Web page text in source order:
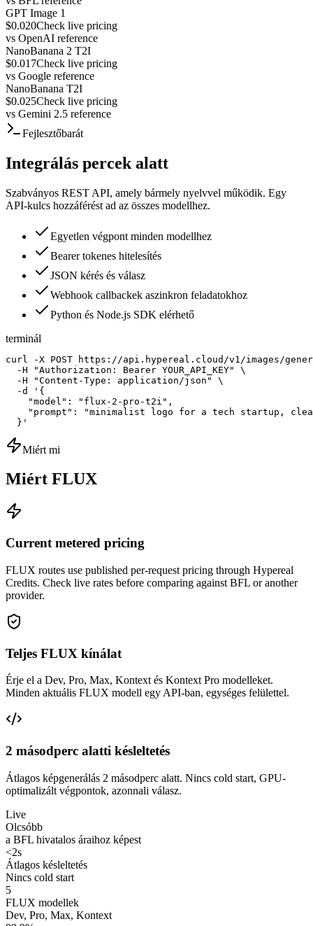
GPT Image 1
$0.020Check live pricing
vs OpenAI reference
NanoBanana 2 T2I
$0.017Check live pricing
vs Google reference
NanoBanana T2I
$0.025Check live pricing
vs Gemini 2.5 reference
Fejlesztőbarát
Integrálás percek alatt
Szabványos REST API, amely bármely nyelvvel működik. Egy
API-kulcs hozzáférést ad az összes modellhez.
Egyetlen végpont minden modellhez
Bearer tokenes hitelesítés
JSON kérés és válasz
Webhook callbackek aszinkron feladatokhoz
Python és Node.js SDK elérhető
terminál
curl -X POST https://api.hypereal.cloud/v1/images/
  -H "Authorization: Bearer YOUR_API_KEY" \
  -H "Content-Type: application/json" \
  -d '{
    "model": "flux-2-pro-t2i",
"prompt": "minimalist logo for a tech startup,
  }'
Miért mi
Miért FLUX
Current metered pricing
FLUX routes use published per-request pricing through Hypereal
Credits. Check live rates before comparing against BFL or another
provider.
Teljes FLUX kínálat
Érje el a Dev, Pro, Max, Kontext és Kontext Pro modelleket.
Minden aktuális FLUX modell egy API-ban, egységes felülettel.
2 másodperc alatti késleltetés
Átlagos képgenerálás 2 másodperc alatt. Nincs cold start, GPU-
optimalizált végpontok, azonnali válasz.
Live
Olcsóbb
a BFL hivatalos áraihoz képest
<2s
Átlagos késleltetés
Nincs cold start
5
FLUX modellek
Dev, Pro, Max, Kontext